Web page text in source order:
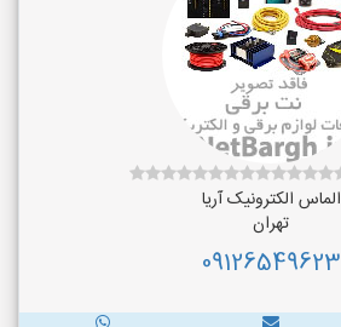
الماس الکترونیک آریا
تهران
09126549623